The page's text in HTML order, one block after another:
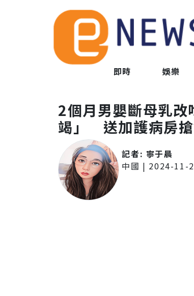
即時 娛樂
2個月男嬰斷母乳
竭」 送加護病房
記者: 寧于晨
中國 | 2024-11-